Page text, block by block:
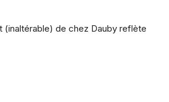
(inaltérable) de chez Dauby reflète